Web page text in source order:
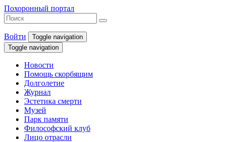
Похоронный портал
Войти
Toggle navigation
Toggle navigation
Новости
Помощь скорбящим
Долголетие
Журнал
Эстетика смерти
Музей
Парк памяти
Философский клуб
Лицо отрасли